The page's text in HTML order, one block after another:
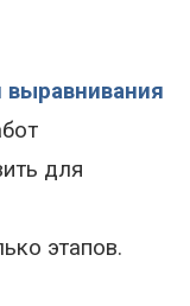
выравнивания
для
этапов.